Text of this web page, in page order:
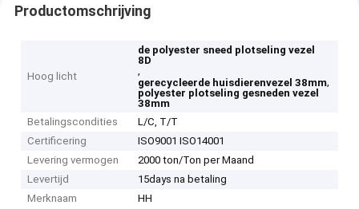
Productomschrijving
Hoog licht
de polyester sneed plotseling vezel
8D
,
gerecycleerde huisdierenvezel 38mm,
polyester plotseling gesneden vezel
38mm
Betalingscondities
L/C, T/T
Certificering
ISO9001 ISO14001
Levering vermogen
2000 ton/Ton per Maand
Levertijd
15days na betaling
Merknaam
HH